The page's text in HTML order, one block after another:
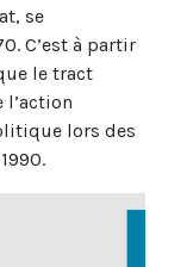
se
C’est à partir
le tract
lors des